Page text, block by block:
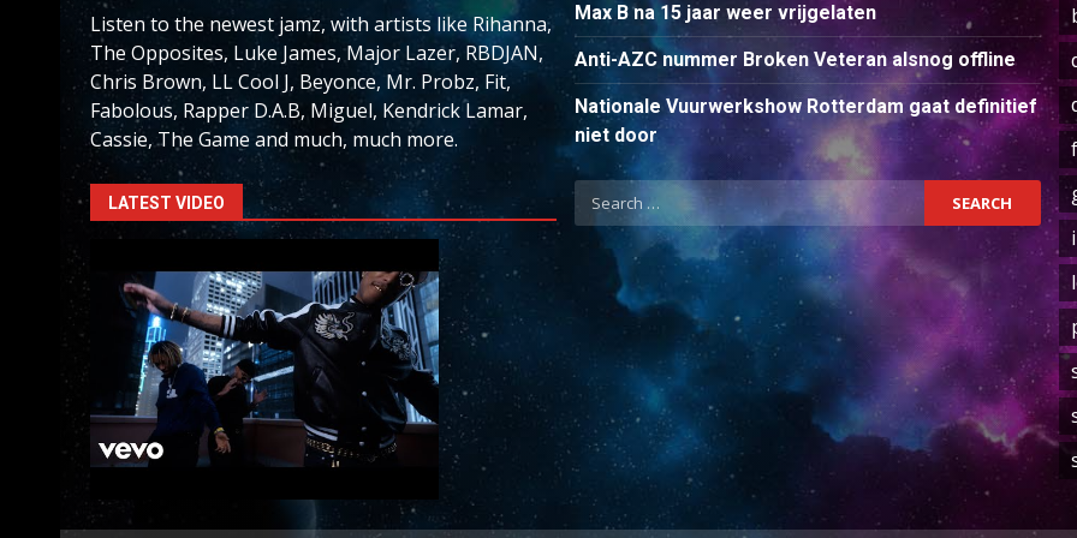
Listen to the newest jamz, with artists like Rihanna,
The Opposites, Luke James, Major Lazer, RBDJAN,
Chris Brown, LL Cool J, Beyonce, Mr. Probz, Fit,
Fabolous, Rapper D.A.B, Miguel, Kendrick Lamar,
Cassie, The Game and much, much more.
LATEST VIDEO
Max B na 15 jaar weer vrijgelaten
Anti-AZC nummer Broken Veteran alsnog offline
Nationale Vuurwerkshow Rotterdam gaat definitief
niet door
Search
for: